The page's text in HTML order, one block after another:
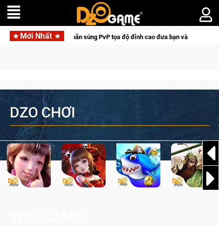
Mới Nhất
Hunter: Game bắn súng PvP tọa độ đỉnh cao đưa bạn vào các chiến dịch
DZO CHƠI